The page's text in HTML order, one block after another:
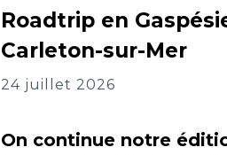
Roadtrip en
Carleton-sur-Mer
24 juillet 2026
On continue notre